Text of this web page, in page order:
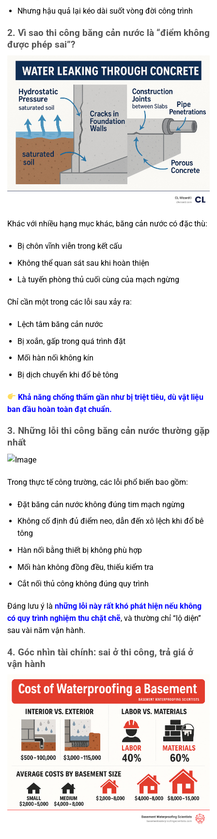
Nhưng hậu quả lại kéo dài suốt vòng đời công trình
2. Vì sao thi công băng cản nước là “điểm không
được phép sai”?
Khác với nhiều hạng mục khác, băng cản nước có đặc thù:
Bị chôn vĩnh viễn trong kết cấu
Không thể quan sát sau khi hoàn thiện
Là tuyến phòng thủ cuối cùng của mạch ngừng
Chỉ cần một trong các lỗi sau xảy ra:
Lệch tâm băng cản nước
Bị xoắn, gấp trong quá trình đặt
Mối hàn nối không kín
Bị dịch chuyển khi đổ bê tông
Khả năng chống thấm gần như bị triệt tiêu, dù vật liệu
ban đầu hoàn toàn đạt chuẩn.
3. Những lỗi thi công băng cản nước thường gặp
nhất
Trong thực tế công trường, các lỗi phổ biến bao gồm:
Đặt băng cản nước không đúng tim mạch ngừng
Không cố định đủ điểm neo, dẫn đến xô lệch khi đổ bê
tông
Hàn nối bằng thiết bị không phù hợp
Mối hàn không đồng đều, thiếu kiểm tra
Cắt nối thủ công không đúng quy trình
Đáng lưu ý là những lỗi này rất khó phát hiện nếu không
có quy trình nghiệm thu chặt chẽ, và thường chỉ “lộ diện”
sau vài năm vận hành.
4. Góc nhìn tài chính: sai ở thi công, trả giá ở
vận hành